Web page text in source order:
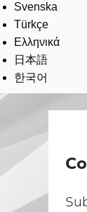
Svenska
Türkçe
Ελληνικά
日本語
한국어